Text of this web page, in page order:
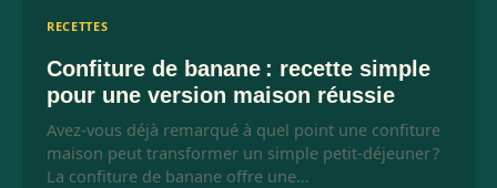
RECETTES
Confiture de banane : recette simple
pour une version maison réussie
Avez-vous déjà remarqué à quel point une confiture
maison peut transformer un simple petit-déjeuner ?
La confiture de banane offre une…